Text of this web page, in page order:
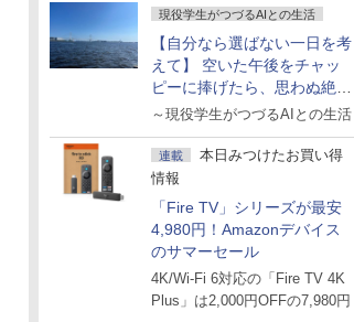
現役学生がつづるAIとの生活
【自分なら選ばない一日を考
えて】 空いた午後をチャッ
ピーに捧げたら、思わぬ絶景
に出会った話
～現役学生がつづるAIとの生活
連載
本日みつけたお買い得
情報
「Fire TV」シリーズが最安
4,980円！Amazonデバイス
のサマーセール
4K/Wi-Fi 6対応の「Fire TV 4K
Plus」は2,000円OFFの7,980円